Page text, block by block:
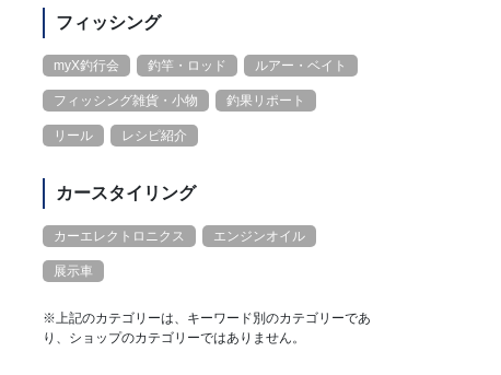
フィッシング
myX釣行会 釣竿・ロッド ルアー・ベイト
フィッシング雑貨・小物 釣果リポート
リール レシピ紹介
カースタイリング
カーエレクトロニクス エンジンオイル
展示車
※上記のカテゴリーは、キーワード別のカテゴリーであ
り、ショップのカテゴリーではありません。